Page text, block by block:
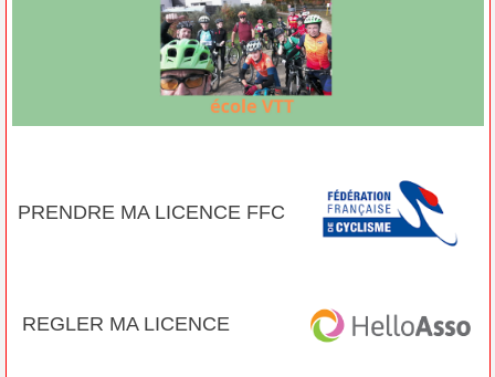
PRENDRE MA LICENCE FFC
REGLER MA LICENCE